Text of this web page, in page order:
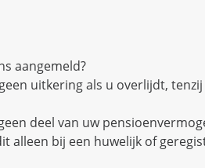
aangemeld?
uitkering als u overlijdt,
deel van uw
alleen bij een huwelijk of